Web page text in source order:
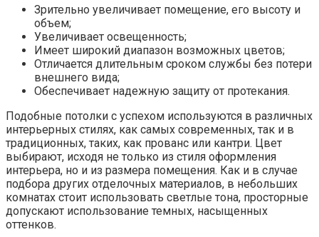
Зрительно увеличивает помещение, его высоту и
объем;
Увеличивает освещенность;
Имеет широкий диапазон возможных цветов;
Отличается длительным сроком службы без потери
внешнего вида;
Обеспечивает надежную защиту от протекания.
Подобные потолки с успехом используются в различных
интерьерных стилях, как самых современных, так и в
традиционных, таких, как прованс или кантри. Цвет
выбирают, исходя не только из стиля оформления
интерьера, но и из размера помещения. Как и в случае
подбора других отделочных материалов, в небольших
комнатах стоит использовать светлые тона, просторные
допускают использование темных, насыщенных
оттенков.